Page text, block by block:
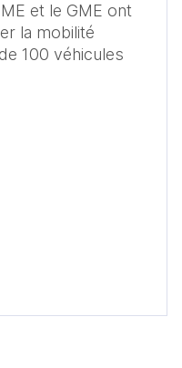
et le GME ont
la mobilité
100 véhicules